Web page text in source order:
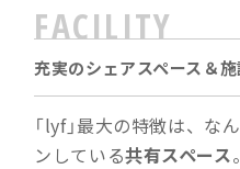
FACILITY
充実のシェアスペース＆
「lyf」最大の特徴は、な
ンしている共有スペース。